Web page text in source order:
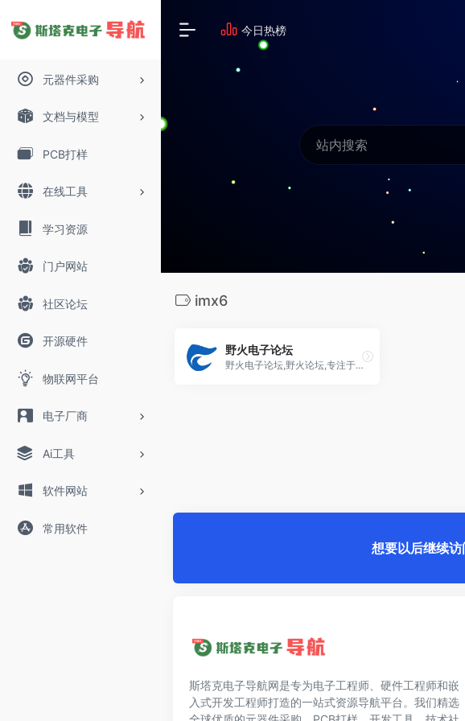
元器件采购
文档与模型
PCB打样
在线工具
学习资源
门户网站
社区论坛
开源硬件
物联网平台
电子厂商
Ai工具
软件网站
常用软件
今日热榜
imx6
野火电子论坛
野火电子论坛,野火论坛,专注于MCU\Linux\FPGA开发板及教育
想要以后继续
斯塔克电子导航网是专为电子工程师、硬件工程师和嵌
入式开发工程师打造的一站式资源导航平台。我们精选